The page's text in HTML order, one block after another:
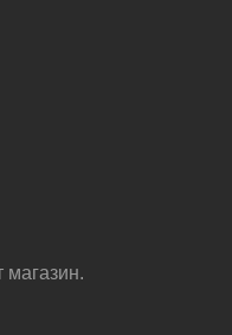
магазин.